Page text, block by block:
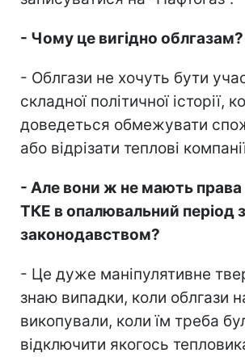
- Чому це вигідно облгазам?
- Облгази не хочуть бути
складної політичної історії,
доведеться обмежувати
або відрізати теплові
- Але вони ж не мають права
ТКЕ в опалювальний період
законодавством?
- Це дуже маніпулятивне
знаю випадки, коли облгази
викопували, коли їм треба
відключити якогось